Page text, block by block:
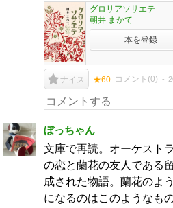
グロリアソサエテ
朝井 まかて
本を登録
ナイス ★60 コメント(0)
ぼっちゃん
文庫で再読。オーケスト
の恋と蘭花の友人である
成された物語。蘭花のよ
になるのはこのようなも